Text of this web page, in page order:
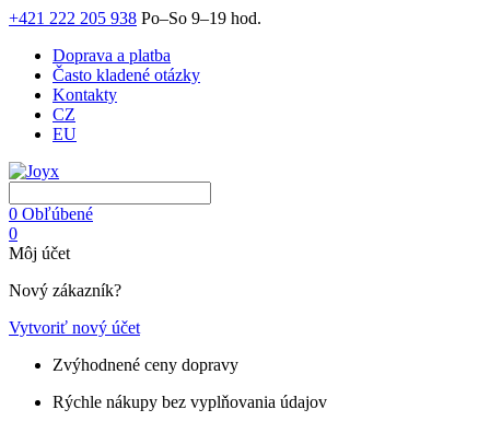
+421 222 205 938 Po–So 9–19 hod.
Doprava a platba
Často kladené otázky
Kontakty
CZ
EU
0 Obľúbené
0
Môj účet
Nový zákazník?
Vytvoriť nový účet
Zvýhodnené ceny dopravy
Rýchle nákupy bez vyplňovania údajov